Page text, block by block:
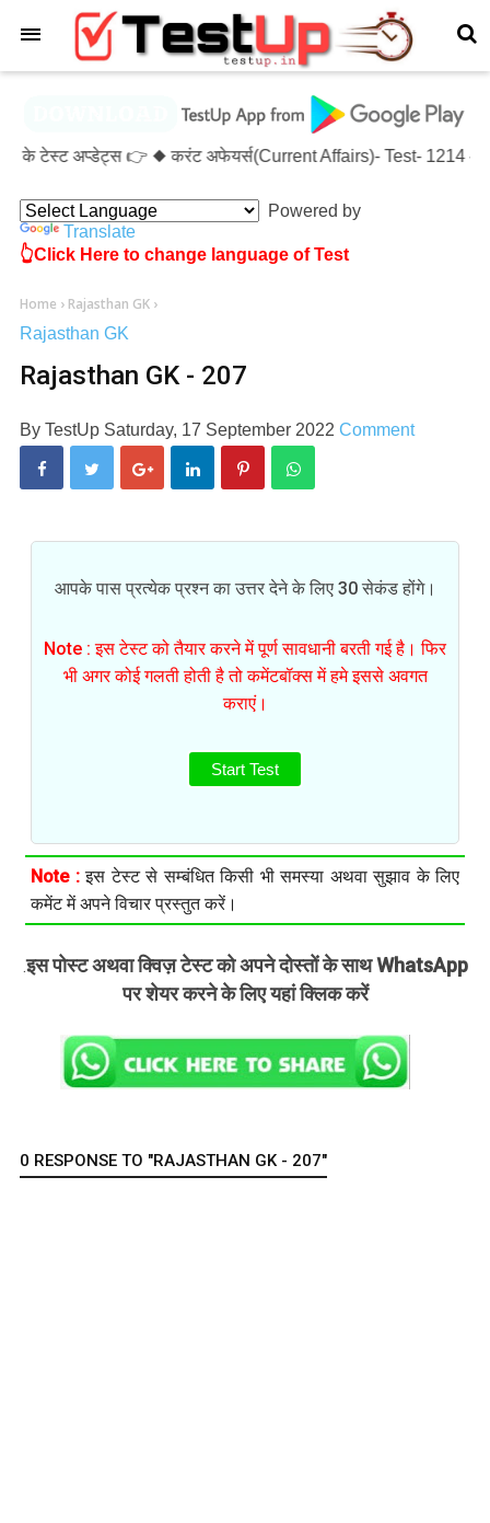
टेस्ट अप्डेट्स 👉 ◆ करंट अफेयर्स(Current Affairs)- Test- 1214 ◆
Powered by
Translate
👆Click Here to change language of Test
Home › Rajasthan GK ›
Rajasthan GK
Rajasthan GK - 207
By TestUp Saturday, 17 September 2022 Comment
आपके पास प्रत्येक प्रश्न का उत्तर देने के लिए 30 सेकंड होंगे।
Note : इस टेस्ट को तैयार करने में पूर्ण सावधानी बरती गई है। फिर
भी अगर कोई गलती होती है तो कमेंटबॉक्स में हमे इससे अवगत
कराएं।
Start Test
Note :इस टेस्ट से सम्बंधित किसी भी समस्या अथवा सुझाव के लिए
कमेंट में अपने विचार प्रस्तुत करें।
.इस पोस्ट अथवा क्विज़ टेस्ट को अपने दोस्तों के साथ WhatsApp
पर शेयर करने के लिए यहां क्लिक करें
0 RESPONSE TO "RAJASTHAN GK - 207"